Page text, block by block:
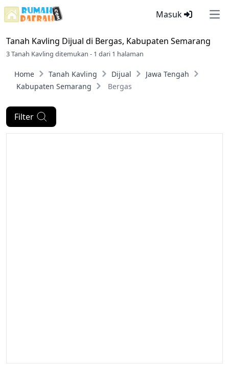
Masuk
Tanah Kavling Dijual di Bergas, Kabupaten Semarang
3 Tanah Kavling ditemukan - 1 dari 1 halaman
Home Tanah Kavling Dijual
Jawa Tengah
Kabupaten Semarang
Bergas
Filter